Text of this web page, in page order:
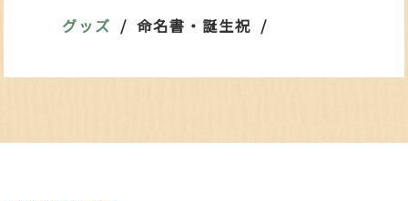
グッズ
命名書・誕生祝